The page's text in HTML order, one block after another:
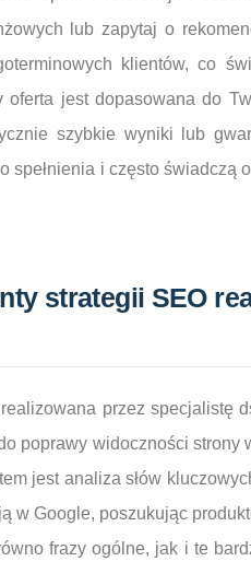
lub zapytaj o
klientów, co
oferta jest dopasowana do
szybkie wyniki lub
spełnienia i często świadczą
strategii SEO
przez specjalistę
poprawy widoczności
jest analiza słów
w Google, poszukując
frazy ogólne, jak i te